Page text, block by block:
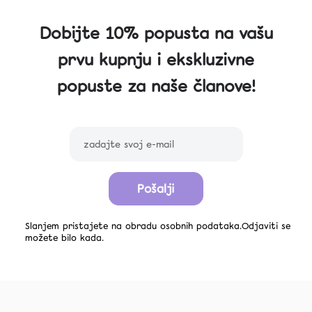
Dobijte 10% popusta na vašu
prvu kupnju i ekskluzivne
popuste za naše članove!
Pošalji
Slanjem pristajete na obradu osobnih podataka.Odjaviti se
možete bilo kada.